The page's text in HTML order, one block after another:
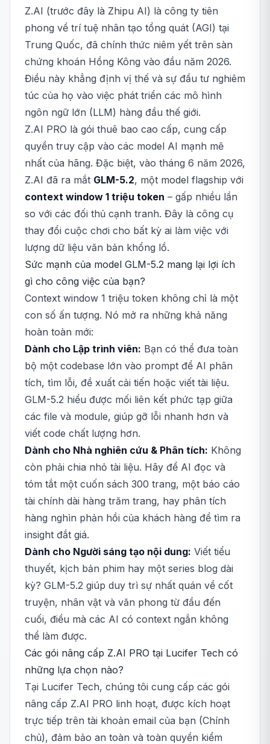
Z.AI (trước đây là Zhipu AI) là công ty tiên
phong về trí tuệ nhân tạo tổng quát (AGI) tại
Trung Quốc, đã chính thức niêm yết trên sàn
chứng khoán Hồng Kông vào đầu năm 2026.
Điều này khẳng định vị thế và sự đầu tư nghiêm
túc của họ vào việc phát triển các mô hình
ngôn ngữ lớn (LLM) hàng đầu thế giới.
Z.AI PRO là gói thuê bao cao cấp, cung cấp
quyền truy cập vào các model AI mạnh mẽ
nhất của hãng. Đặc biệt, vào tháng 6 năm 2026,
Z.AI đã ra mắt GLM-5.2, một model flagship với
context window 1 triệu token – gấp nhiều lần
so với các đối thủ cạnh tranh. Đây là công cụ
thay đổi cuộc chơi cho bất kỳ ai làm việc với
lượng dữ liệu văn bản khổng lồ.
Sức mạnh của model GLM-5.2 mang lại lợi ích
gì cho công việc của bạn?
Context window 1 triệu token không chỉ là một
con số ấn tượng. Nó mở ra những khả năng
hoàn toàn mới:
Dành cho Lập trình viên: Bạn có thể đưa toàn
bộ một codebase lớn vào prompt để AI phân
tích, tìm lỗi, đề xuất cải tiến hoặc viết tài liệu.
GLM-5.2 hiểu được mối liên kết phức tạp giữa
các file và module, giúp gỡ lỗi nhanh hơn và
viết code chất lượng hơn.
Dành cho Nhà nghiên cứu & Phân tích: Không
còn phải chia nhỏ tài liệu. Hãy để AI đọc và
tóm tắt một cuốn sách 300 trang, một báo cáo
tài chính dài hàng trăm trang, hay phân tích
hàng nghìn phản hồi của khách hàng để tìm ra
insight đắt giá.
Dành cho Người sáng tạo nội dung: Viết tiểu
thuyết, kịch bản phim hay một series blog dài
kỳ? GLM-5.2 giúp duy trì sự nhất quán về cốt
truyện, nhân vật và văn phong từ đầu đến
cuối, điều mà các AI có context ngắn không
thể làm được.
Các gói nâng cấp Z.AI PRO tại Lucifer Tech có
những lựa chọn nào?
Tại Lucifer Tech, chúng tôi cung cấp các gói
nâng cấp Z.AI PRO linh hoạt, được kích hoạt
trực tiếp trên tài khoản email của bạn (Chính
chủ), đảm bảo an toàn và toàn quyền kiểm